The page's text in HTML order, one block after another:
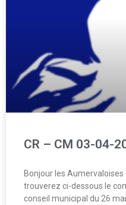
CR – CM 03-04-
Bonjour les
trouverez ci-dessous le
conseil municipal du 26